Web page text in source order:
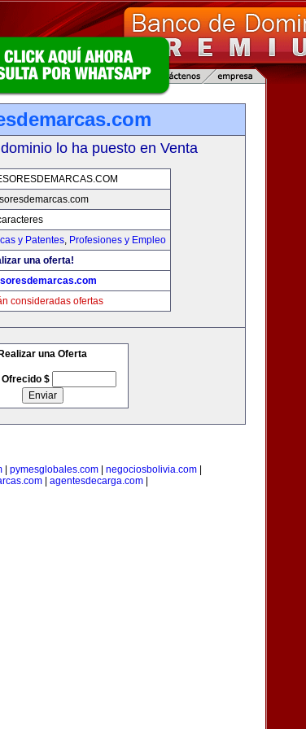
lo ha puesto en Venta
y Patentes, Profesiones y Empleo
una oferta!
consideradas ofertas
Realizar una Oferta
Ofrecido $
| pymesglobales.com| negociosbolivia.com|
agentesdecarga.com